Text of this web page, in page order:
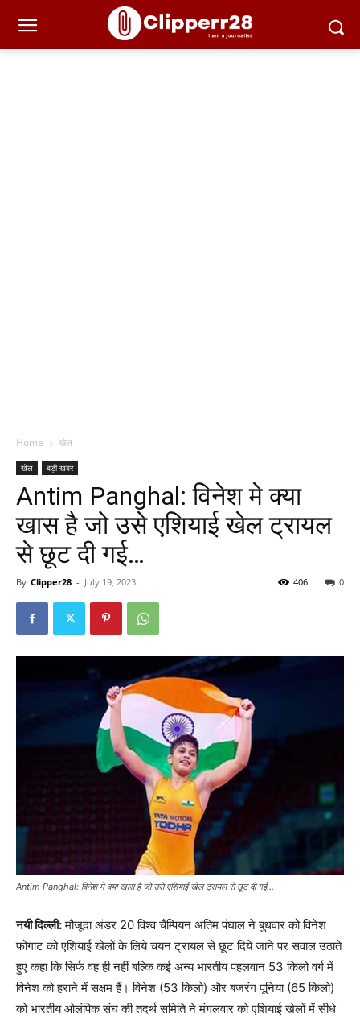
Home खेल
खेल बड़ी खबर
Antim Panghal: विनेश मे क्या
खास है जो उसे एशियाई खेल ट्रायल
से छूट दी गई…
By Clipper28 - July 19, 2023 0
406
Antim Panghal: विनेश मे क्या खास है जो उसे एशियाई खेल ट्रायल से छूट दी गई...
नयी दिल्ली:मौजूदा अंडर 20 विश्व चैम्पियन अंतिम पंघाल ने बुधवार को विनेश
फोगाट को एशियाई खेलों के लिये चयन ट्रायल से छूट दिये जाने पर सवाल उठाते
हुए कहा कि सिर्फ वह ही नहीं बल्कि कई अन्य भारतीय पहलवान 53 किलो वर्ग में
विनेश को हराने में सक्षम हैं। विनेश (53 किलो) और बजरंग पूनिया (65 किलो)
को भारतीय ओलंपिक संघ की तदर्थ समिति ने मंगलवार को एशियाई खेलों में सीधे